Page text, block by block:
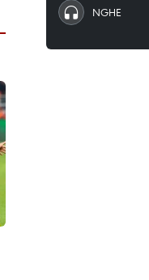
NGHE